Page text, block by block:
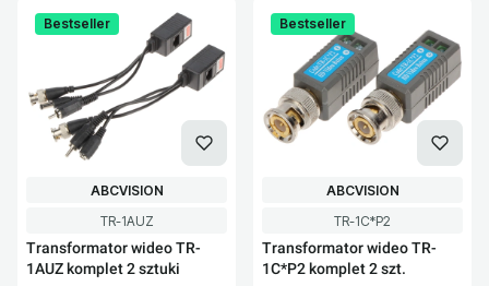
Bestseller
Kod produktu
TR-1AUZ
Transformator wideo TR-
1AUZ komplet 2 sztuki
PRODUCENT
ABCVISION
Bestseller
Kod produktu
TR-1C*P2
Transformator wideo TR-
1C*P2 komplet 2 szt.
PRODUCENT
ABCVISION